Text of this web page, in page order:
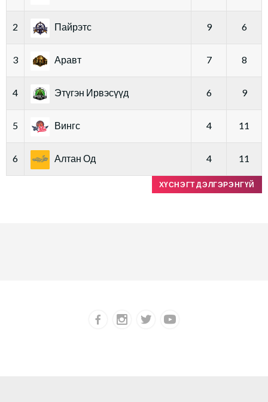
2 Пайрэтс 9 6
3 Аравт 7 8
4 Этүгэн Ирвэсүүд 6 9
5 Вингс 4 11
6 Алтан Од 4 11
ХҮСНЭГТ ДЭЛГЭРЭНГҮЙ